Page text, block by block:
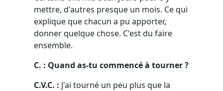
mettre, d'autres presque un mois. Ce qui
explique que chacun a pu apporter,
donner quelque chose. C'est du faire
ensemble.
C. : Quand as-tu commencé à tourner ?
C.V.C. : J'ai tourné un peu plus que la